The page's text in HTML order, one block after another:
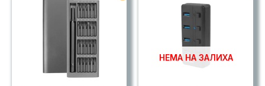
НЕМА НА ЗАЛИХА